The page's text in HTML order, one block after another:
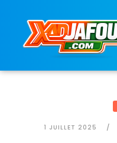
1 JUILLET 2025